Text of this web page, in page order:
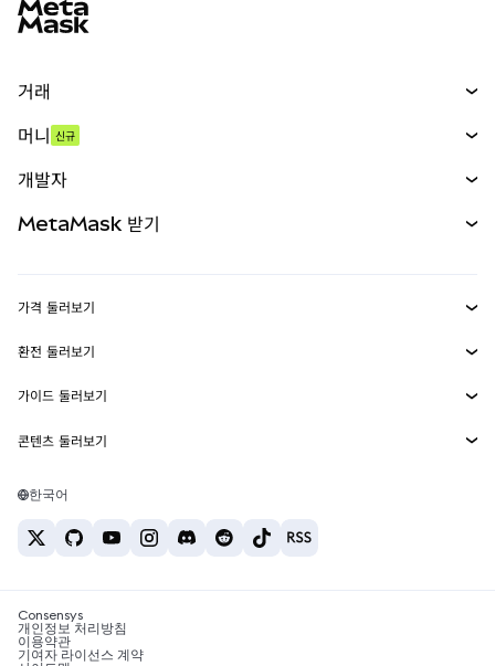
거래
무기한 선물
실물자산
머니 신규
개발자
MetaMask Connect
Snaps
웹3 서비스
MetaMask 받기
보안
고객 지원
채용
가격 둘러보기
이더리움 가격
솔라나 가격
테더 가격
환전 둘러보기
ETH를 USD로 환전
USDT를 INR로 환전
BTC를 INR로 환전
ETH를 USDT로 환전
가이드 둘러보기
ETH 매수
USDT 매수
SHIB 매수
BNB 매수
콘텐츠 둘러보기
솔라나 지갑
암호화폐 세금 뉴스
암호화폐 매수 방법
한국어
Consensys
개인정보 처리방침
이용약관
기여자 라이선스 계약